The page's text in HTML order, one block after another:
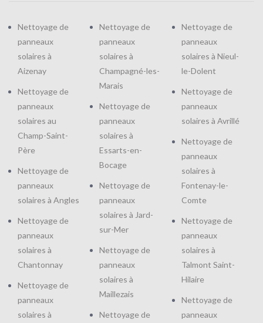
Nettoyage de
panneaux
solaires à
Aizenay
Nettoyage de
panneaux
solaires au
Champ-Saint-
Père
Nettoyage de
panneaux
solaires à Angles
Nettoyage de
panneaux
solaires à
Chantonnay
Nettoyage de
panneaux
solaires à
Nettoyage de
panneaux
solaires à
Champagné-les-
Marais
Nettoyage de
panneaux
solaires à
Essarts-en-
Bocage
Nettoyage de
panneaux
solaires à Jard-
sur-Mer
Nettoyage de
panneaux
solaires à
Maillezais
Nettoyage de
Nettoyage de
panneaux
solaires à Nieul-
le-Dolent
Nettoyage de
panneaux
solaires à Avrillé
Nettoyage de
panneaux
solaires à
Fontenay-le-
Comte
Nettoyage de
panneaux
solaires à
Talmont Saint-
Hilaire
Nettoyage de
panneaux